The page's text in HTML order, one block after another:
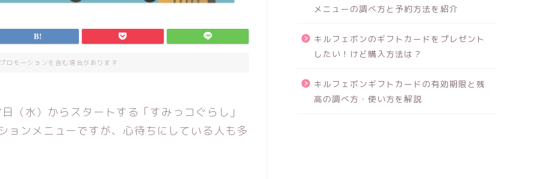
ロモーションを含む場合があります
（水）からスタートする「すみっコぐらし」
ョンメニューですが、心待ちにしている人も多
メニューの調べ方と予約方法を紹介
キルフェボンのギフトカードをプレゼント
したい！けど購入方法は？
キルフェボンギフトカードの有効期限と残
高の調べ方・使い方を解説